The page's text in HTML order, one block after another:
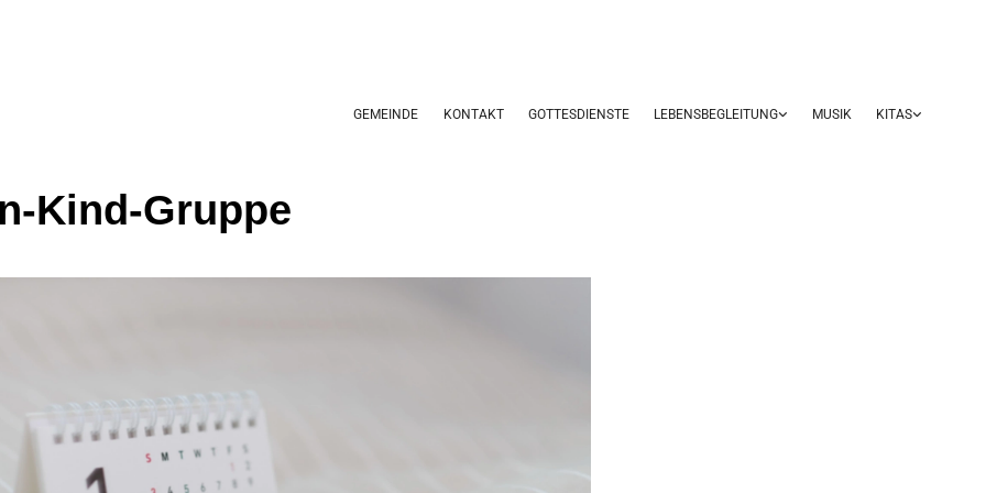
GEMEINDE KONTAKT GOTTESDIENSTE LEBENSBEGLEITUNG MUSIK KITAS
Kind-Gruppe